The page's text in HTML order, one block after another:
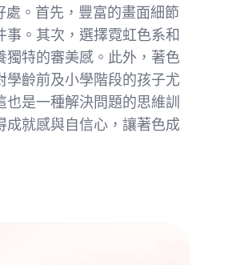
。首先，豐富的畫面細節
。其次，選擇霓虹色系和
獨特的審美感。此外，著色
齡前及小學階段的孩子尤
是一種解決問題的思維訓
就感與自信心，讓著色成